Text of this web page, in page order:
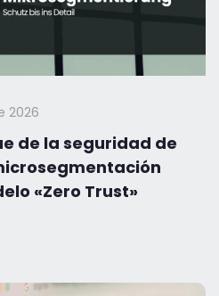
2026
de la seguridad de
«Zero Trust»